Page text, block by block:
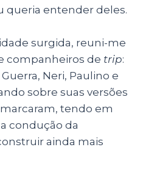
queria entender deles.
surgida, reuni-me
companheiros de trip:
Neri, Paulino e
sobre suas versões
tendo em
condução da
ainda mais